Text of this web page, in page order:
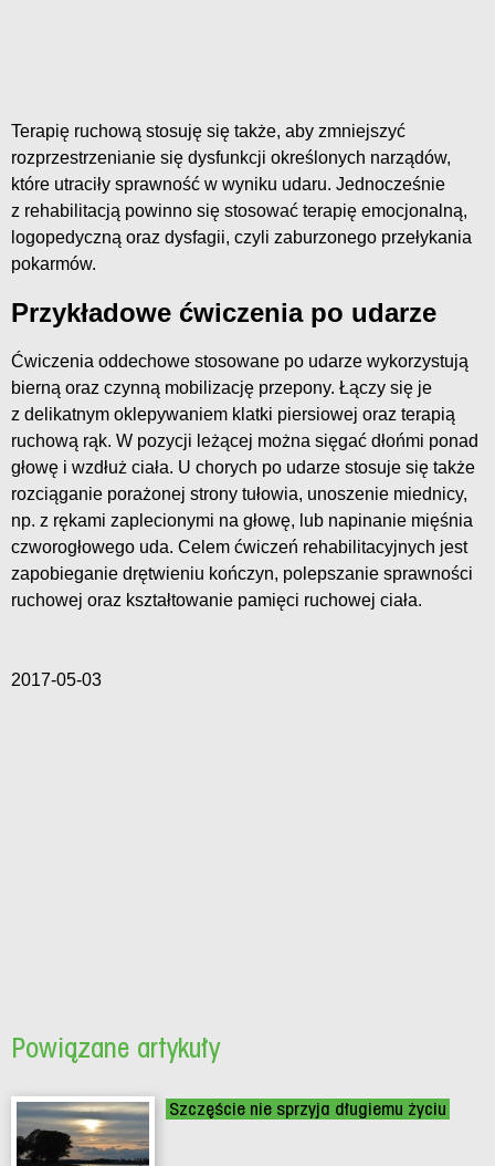
Terapię ruchową stosuję się także, aby zmniejszyć
rozprzestrzenianie się dysfunkcji określonych narządów,
które utraciły sprawność w wyniku udaru. Jednocześnie
z rehabilitacją powinno się stosować terapię emocjonalną,
logopedyczną oraz dysfagii, czyli zaburzonego przełykania
pokarmów.
Przykładowe ćwiczenia po udarze
Ćwiczenia oddechowe stosowane po udarze wykorzystują
bierną oraz czynną mobilizację przepony. Łączy się je
z delikatnym oklepywaniem klatki piersiowej oraz terapią
ruchową rąk. W pozycji leżącej można sięgać dłońmi ponad
głowę i wzdłuż ciała. U chorych po udarze stosuje się także
rozciąganie porażonej strony tułowia, unoszenie miednicy,
np. z rękami zaplecionymi na głowę, lub napinanie mięśnia
czworogłowego uda. Celem ćwiczeń rehabilitacyjnych jest
zapobieganie drętwieniu kończyn, polepszanie sprawności
ruchowej oraz kształtowanie pamięci ruchowej ciała.
2017-05-03
Powiązane artykuły
Szczęście nie sprzyja długiemu życiu